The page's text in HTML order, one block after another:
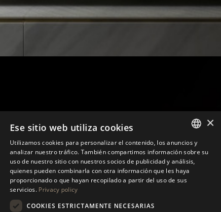
ANTOLINI® TABLEWARE COLLECTION
ITALIAN
ENGLISH
SPANISH
×
Ese sitio web utiliza cookies
Utilizamos cookies para personalizar el contenido, los anuncios y
analizar nuestro tráfico. También compartimos información sobre su
uso de nuestro sitio con nuestros socios de publicidad y análisis,
quienes pueden combinarla con otra información que les haya
proporcionado o que hayan recopilado a partir del uso de sus
servicios. Privacy policy
COOKIES ESTRICTAMENTE NECESARIAS